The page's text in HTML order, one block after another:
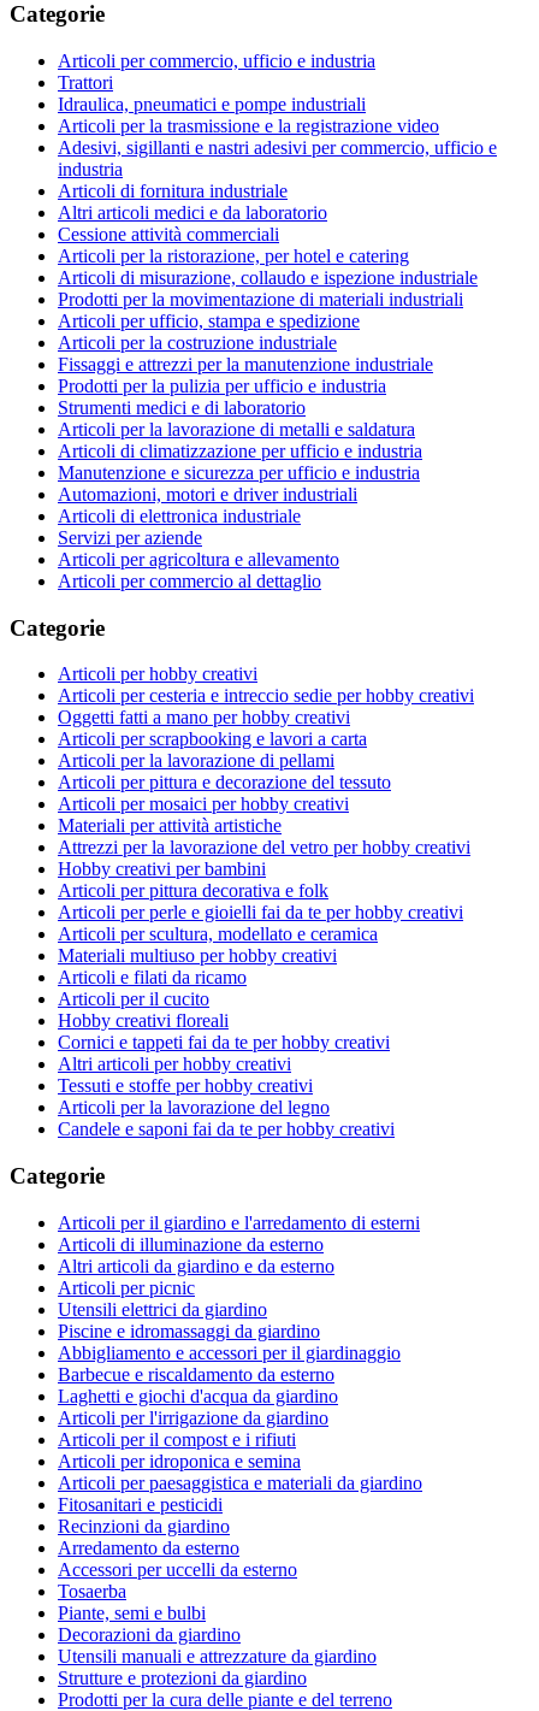
Categorie
Articoli per commercio, ufficio e industria
Trattori
Idraulica, pneumatici e pompe industriali
Articoli per la trasmissione e la registrazione video
Adesivi, sigillanti e nastri adesivi per commercio, ufficio e
industria
Articoli di fornitura industriale
Altri articoli medici e da laboratorio
Cessione attività commerciali
Articoli per la ristorazione, per hotel e catering
Articoli di misurazione, collaudo e ispezione industriale
Prodotti per la movimentazione di materiali industriali
Articoli per ufficio, stampa e spedizione
Articoli per la costruzione industriale
Fissaggi e attrezzi per la manutenzione industriale
Prodotti per la pulizia per ufficio e industria
Strumenti medici e di laboratorio
Articoli per la lavorazione di metalli e saldatura
Articoli di climatizzazione per ufficio e industria
Manutenzione e sicurezza per ufficio e industria
Automazioni, motori e driver industriali
Articoli di elettronica industriale
Servizi per aziende
Articoli per agricoltura e allevamento
Articoli per commercio al dettaglio
Categorie
Articoli per hobby creativi
Articoli per cesteria e intreccio sedie per hobby creativi
Oggetti fatti a mano per hobby creativi
Articoli per scrapbooking e lavori a carta
Articoli per la lavorazione di pellami
Articoli per pittura e decorazione del tessuto
Articoli per mosaici per hobby creativi
Materiali per attività artistiche
Attrezzi per la lavorazione del vetro per hobby creativi
Hobby creativi per bambini
Articoli per pittura decorativa e folk
Articoli per perle e gioielli fai da te per hobby creativi
Articoli per scultura, modellato e ceramica
Materiali multiuso per hobby creativi
Articoli e filati da ricamo
Articoli per il cucito
Hobby creativi floreali
Cornici e tappeti fai da te per hobby creativi
Altri articoli per hobby creativi
Tessuti e stoffe per hobby creativi
Articoli per la lavorazione del legno
Candele e saponi fai da te per hobby creativi
Categorie
Articoli per il giardino e l'arredamento di esterni
Articoli di illuminazione da esterno
Altri articoli da giardino e da esterno
Articoli per picnic
Utensili elettrici da giardino
Piscine e idromassaggi da giardino
Abbigliamento e accessori per il giardinaggio
Barbecue e riscaldamento da esterno
Laghetti e giochi d'acqua da giardino
Articoli per l'irrigazione da giardino
Articoli per il compost e i rifiuti
Articoli per idroponica e semina
Articoli per paesaggistica e materiali da giardino
Fitosanitari e pesticidi
Recinzioni da giardino
Arredamento da esterno
Accessori per uccelli da esterno
Tosaerba
Piante, semi e bulbi
Decorazioni da giardino
Utensili manuali e attrezzature da giardino
Strutture e protezioni da giardino
Prodotti per la cura delle piante e del terreno